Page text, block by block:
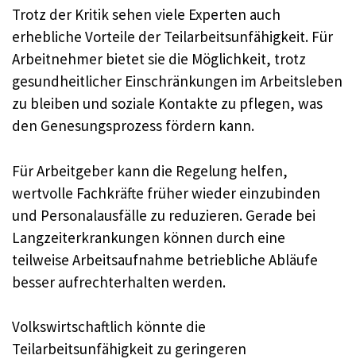
Trotz der Kritik sehen viele Experten auch
erhebliche Vorteile der Teilarbeitsunfähigkeit. Für
Arbeitnehmer bietet sie die Möglichkeit, trotz
gesundheitlicher Einschränkungen im Arbeitsleben
zu bleiben und soziale Kontakte zu pflegen, was
den Genesungsprozess fördern kann.
Für Arbeitgeber kann die Regelung helfen,
wertvolle Fachkräfte früher wieder einzubinden
und Personalausfälle zu reduzieren. Gerade bei
Langzeiterkrankungen können durch eine
teilweise Arbeitsaufnahme betriebliche Abläufe
besser aufrechterhalten werden.
Volkswirtschaftlich könnte die
Teilarbeitsunfähigkeit zu geringeren